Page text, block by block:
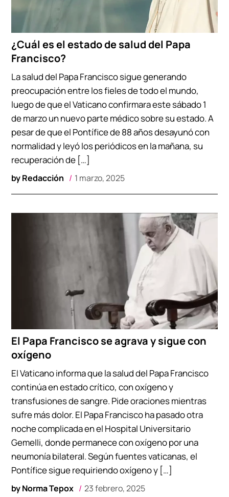
¿Cuál es el estado de salud del Papa
Francisco?
byRedacción 1 marzo, 2025
La salud del Papa Francisco sigue generando
preocupación entre los fieles de todo el mundo,
luego de que el Vaticano confirmara este sábado 1
de marzo un nuevo parte médico sobre su estado. A
pesar de que el Pontífice de 88 años desayunó con
normalidad y leyó los periódicos en la mañana, su
recuperación de […]
El Papa Francisco se agrava y sigue con
oxígeno
byNorma Tepox 23 febrero, 2025
El Vaticano informa que la salud del Papa Francisco
continúa en estado crítico, con oxígeno y
transfusiones de sangre. Pide oraciones mientras
sufre más dolor. El Papa Francisco ha pasado otra
noche complicada en el Hospital Universitario
Gemelli, donde permanece con oxígeno por una
neumonía bilateral. Según fuentes vaticanas, el
Pontífice sigue requiriendo oxígeno y […]